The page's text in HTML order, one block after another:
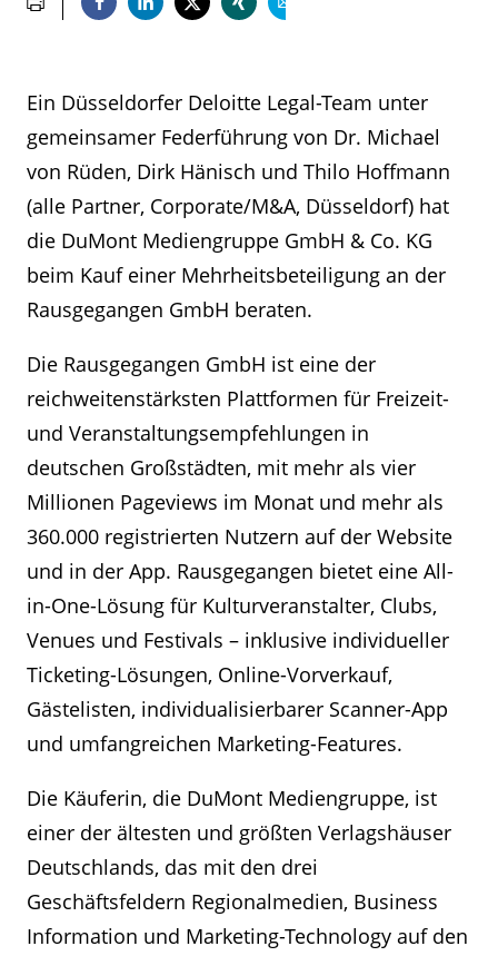
Ein Düsseldorfer Deloitte Legal-Team unter
gemeinsamer Federführung von Dr. Michael
von Rüden, Dirk Hänisch und Thilo Hoffmann
(alle Partner, Corporate/M&A, Düsseldorf) hat
die DuMont Mediengruppe GmbH & Co. KG
beim Kauf einer Mehrheitsbeteiligung an der
Rausgegangen GmbH beraten.
Die Rausgegangen GmbH ist eine der
reichweitenstärksten Plattformen für Freizeit-
und Veranstaltungsempfehlungen in
deutschen Großstädten, mit mehr als vier
Millionen Pageviews im Monat und mehr als
360.000 registrierten Nutzern auf der Website
und in der App. Rausgegangen bietet eine All-
in-One-Lösung für Kulturveranstalter, Clubs,
Venues und Festivals – inklusive individueller
Ticketing-Lösungen, Online-Vorverkauf,
Gästelisten, individualisierbarer Scanner-App
und umfangreichen Marketing-Features.
Die Käuferin, die DuMont Mediengruppe, ist
einer der ältesten und größten Verlagshäuser
Deutschlands, das mit den drei
Geschäftsfeldern Regionalmedien, Business
Information und Marketing-Technology auf den